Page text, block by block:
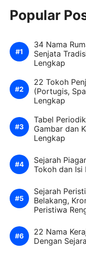
Popular
34 Nama
Senjata
Lengkap
22 Tokoh
(Portugis,
Lengkap
Tabel
Gambar dan
Lengkap
Sejarah
Tokoh dan Isi
Sejarah
Belakang,
Peristiwa
22 Nama
Dengan